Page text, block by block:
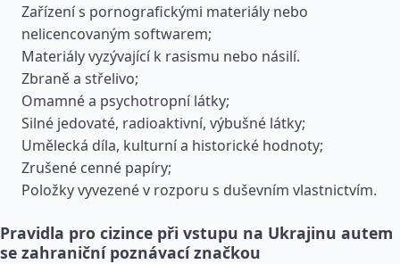
Zařízení s pornografickými materiály nebo
nelicencovaným softwarem;
Materiály vyzývající k rasismu nebo násilí.
Zbraně a střelivo;
Omamné a psychotropní látky;
Silné jedovaté, radioaktivní, výbušné látky;
Umělecká díla, kulturní a historické hodnoty;
Zrušené cenné papíry;
Položky vyvezené v rozporu s duševním vlastnictvím.
Pravidla pro cizince při vstupu na Ukrajinu autem
se zahraniční poznávací značkou